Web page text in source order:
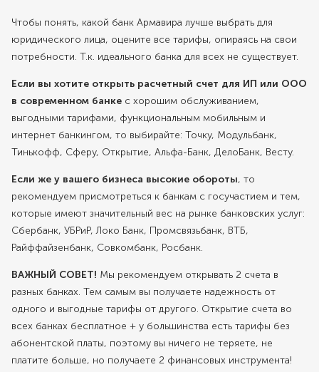
Чтобы понять, какой банк Армавира лучше выбрать для
юридического лица, оцените все тарифы, опираясь на свои
потребности. Т.к. идеального банка для всех не существует.
Если вы хотите открыть расчетный счет для ИП или ООО
в современном банке с хорошим обслуживанием,
выгодными тарифами, функциональным мобильным и
интернет банкингом, то выбирайте: Точку, Модульбанк,
Тинькофф, Сферу, Открытие, Альфа-Банк, ДелоБанк, Весту.
Если же у вашего бизнеса высокие обороты, то
рекомендуем присмотреться к банкам с госучастием и тем,
которые имеют значительный вес на рынке банковских услуг:
Сбербанк, УБРиР, Локо Банк, Промсвязьбанк, ВТБ,
Райффайзенбанк, Совкомбанк, Росбанк.
ВАЖНЫЙ СОВЕТ! Мы рекомендуем открывать 2 счета в
разных банках. Тем самым вы получаете надежность от
одного и выгодные тарифы от другого. Открытие счета во
всех банках бесплатное + у большинства есть тарифы без
абонентской платы, поэтому вы ничего не теряете, не
платите больше, но получаете 2 финансовых инструмента!